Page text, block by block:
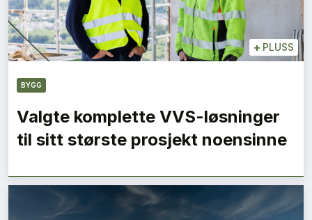
+ PLUSS
BYGG
Valgte komplette VVS-løsninger
til sitt største prosjekt noensinne